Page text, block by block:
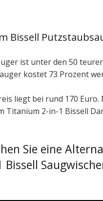
Bissell
ist unter den 50
kostet 73 Prozent
liegt bei rund 170 Euro.
Titanium 2-in-1 Bissell
Sie eine